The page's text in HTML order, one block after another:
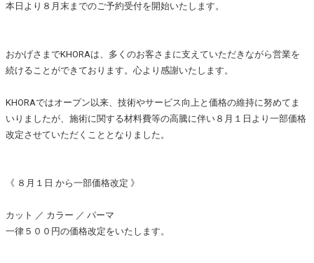
本日より８月末までのご予約受付を開始いたします。
おかげさまでKHORAは、多くのお客さまに支えていただきながら営業を
続けることができております。心より感謝いたします。
KHORAではオープン以来、技術やサービス向上と価格の維持に努めてま
いりましたが、施術に関する材料費等の高騰に伴い８月１日より一部価格
改定させていただくこととなりました。
《 ８月１日 から一部価格改定 》
カット ／ カラー ／ パーマ
一律５００円の価格改定をいたします。